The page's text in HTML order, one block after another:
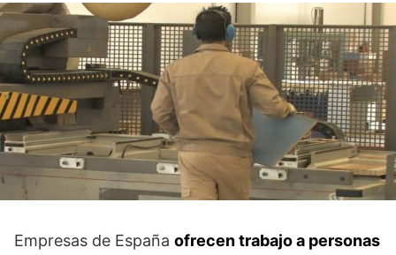
Empresas de España ofrecen trabajo a personas